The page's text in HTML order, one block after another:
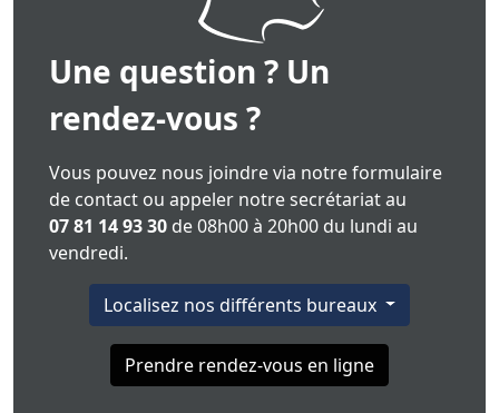
Une question ? Un
rendez-vous ?
Vous pouvez nous joindre via notre formulaire
de contact ou appeler notre secrétariat au
07 81 14 93 30 de 08h00 à 20h00 du lundi au
vendredi.
Localisez nos différents bureaux
Prendre rendez-vous en ligne